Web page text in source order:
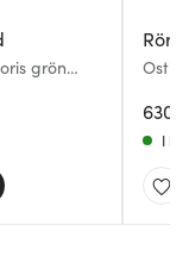
grön
630
I